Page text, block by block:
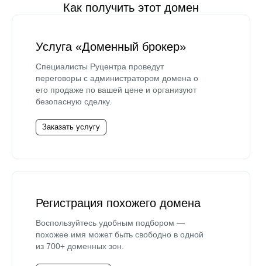
Как получить этот домен
Услуга «Доменный брокер»
Специалисты Руцентра проведут
переговоры с администратором домена о
его продаже по вашей цене и организуют
безопасную сделку.
Заказать услугу
Регистрация похожего домена
Воспользуйтесь удобным подбором —
похожее имя может быть свободно в одной
из 700+ доменных зон.